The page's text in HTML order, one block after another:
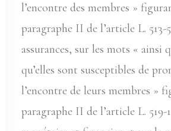
l’encontre des membres »
paragraphe II de l’article L. 513-
assurances, sur les mots « ainsi
qu’elles sont susceptibles de
l’encontre de leurs membres »
paragraphe II de l’article L. 519-